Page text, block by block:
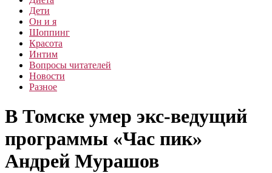
Дети
Он и я
Шоппинг
Красота
Интим
Вопросы читателей
Новости
Разное
В Томске умер экс-ведущий
программы «Час пик»
Андрей Мурашов